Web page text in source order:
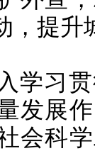
，提升
学习
发展
会科